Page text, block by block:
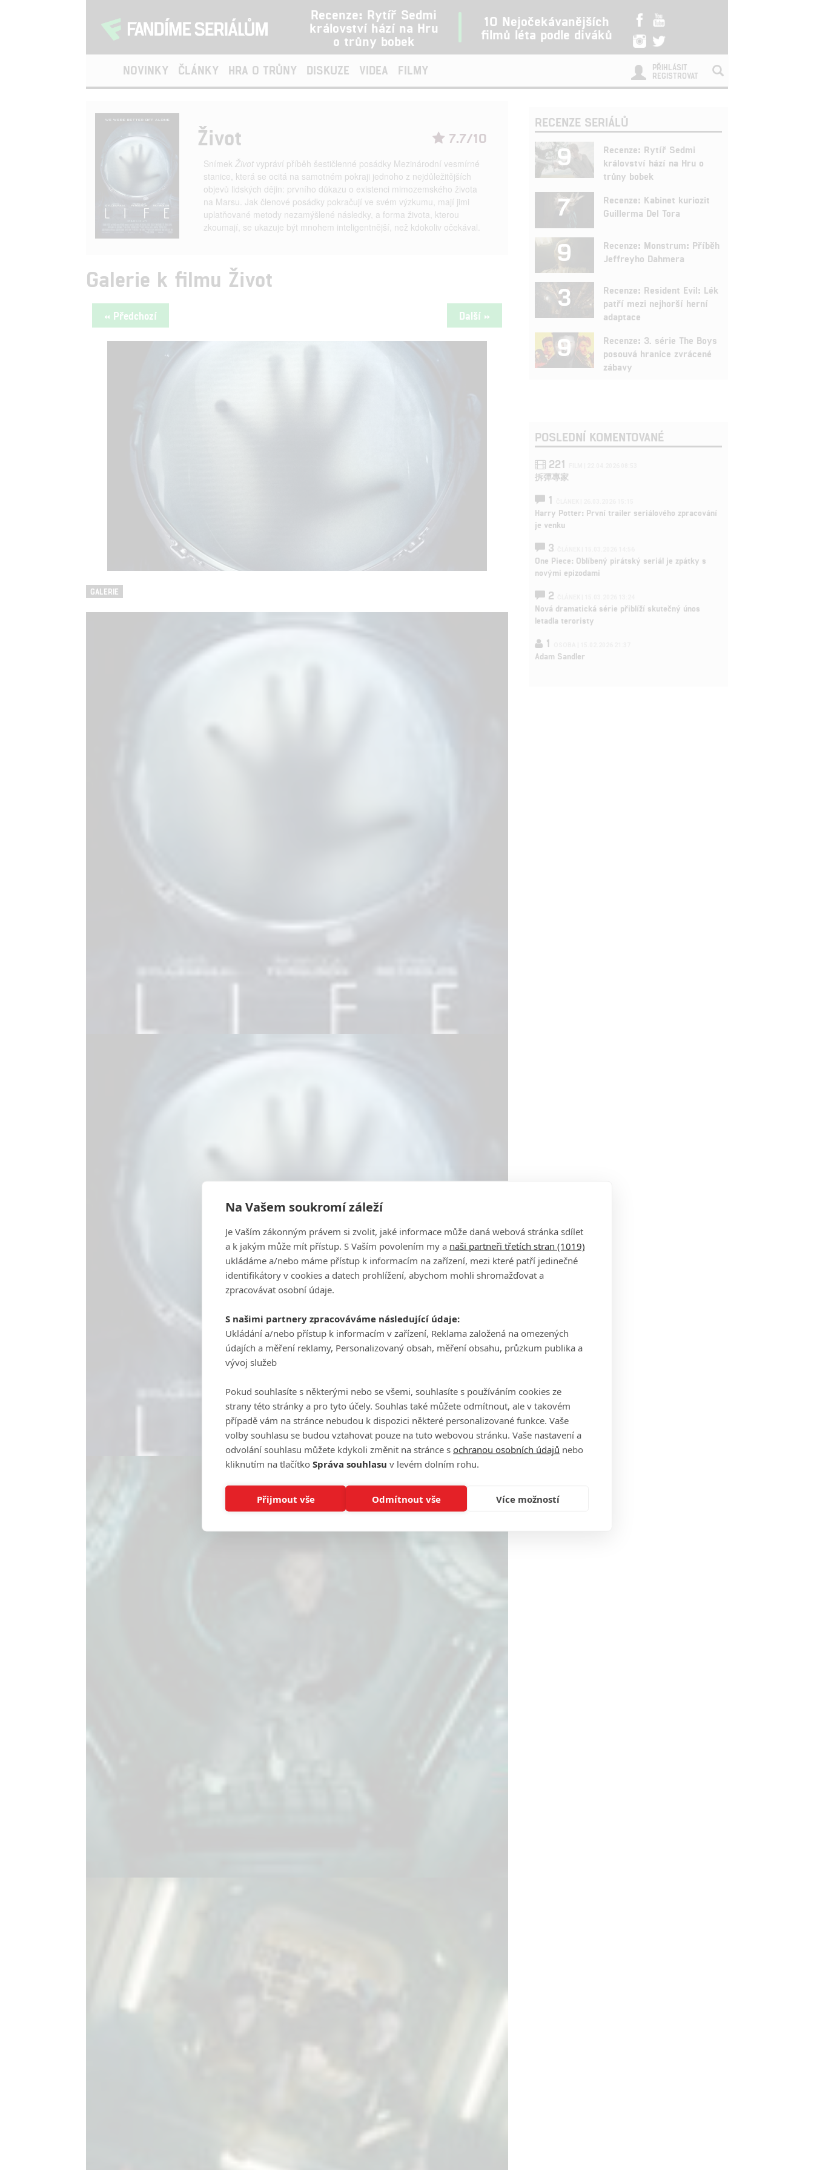
Recenze: Rytíř Sedmi
království hází na Hru
o trůny bobek
10 Nejočekávanějších
filmů léta podle diváků
NOVINKY ČLÁNKY HRA O TRŮNY DISKUZE VIDEA FILMY
PŘIHLÁSIT
REGISTROVAT
7.7/10
Život
SnímekŽivot vypráví příběh šestičlenné posádky Mezinárodní vesmírné
stanice, která se ocitá na samotném pokraji jednoho z nejdůležitějších
objevů lidských dějin: prvního důkazu o existenci mimozemského života
na Marsu. Jak členové posádky pokračují ve svém výzkumu, mají jimi
uplatňované metody nezamýšlené následky, a forma života, kterou
zkoumají, se ukazuje být mnohem inteligentnější, než kdokoliv očekával.
Galerie k filmu Život
« Předchozí Další »
GALERIE
RECENZE SERIÁLŮ
9
Recenze: Rytíř Sedmi
království hází na Hru o
trůny bobek
7
Recenze: Kabinet kuriozit
Guillerma Del Tora
9
Recenze: Monstrum: Příběh
Jeffreyho Dahmera
3
Recenze: Resident Evil: Lék
patří mezi nejhorší herní
adaptace
9
Recenze: 3. série The Boys
posouvá hranice zvrácené
zábavy
POSLEDNÍ KOMENTOVANÉ
221
拆彈專家
1
Harry Potter: První trailer seriálového zpracování
je venku
3
One Piece: Oblíbený pirátský seriál je zpátky s
novými epizodami
2
Nová dramatická série přiblíží skutečný únos
letadla teroristy
1
Adam Sandler
Na Vašem soukromí záleží
Je Vaším zákonným právem si zvolit, jaké informace může daná webová stránka sdílet
a k jakým může mít přístup. S Vaším povolením my a naši partneři třetích stran (1019)
ukládáme a/nebo máme přístup k informacím na zařízení, mezi které patří jedinečné
identifikátory v cookies a datech prohlížení, abychom mohli shromažďovat a
zpracovávat osobní údaje.
S našimi partnery zpracováváme následující údaje:
Ukládání a/nebo přístup k informacím v zařízení, Reklama založená na omezených
údajích a měření reklamy, Personalizovaný obsah, měření obsahu, průzkum publika a
vývoj služeb
Pokud souhlasíte s některými nebo se všemi, souhlasíte s používáním cookies ze
strany této stránky a pro tyto účely. Souhlas také můžete odmítnout, ale v takovém
případě vám na stránce nebudou k dispozici některé personalizované funkce. Vaše
volby souhlasu se budou vztahovat pouze na tuto webovou stránku. Vaše nastavení a
odvolání souhlasu můžete kdykoli změnit na stránce s ochranou osobních údajů nebo
kliknutím na tlačítko Správa souhlasu v levém dolním rohu.
Přijmout vše Odmítnout vše Více možností